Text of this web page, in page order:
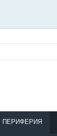
ПЕРИФЕРИЯ